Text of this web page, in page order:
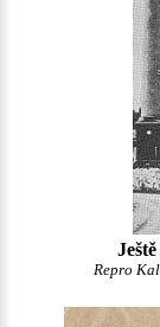
Repro